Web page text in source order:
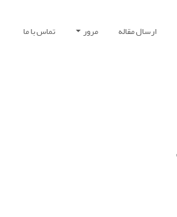
ارسال مقاله مرور تماس با ما